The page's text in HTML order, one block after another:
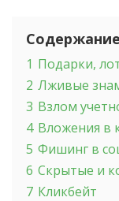
Содержание
1 Подарки,
2 Лживые
3 Взлом
4 Вложения в
5 Фишинг в
6 Скрытые и
7 Кликбейт